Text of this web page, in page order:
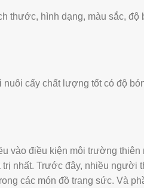
thước, hình dạng, màu sắc,
cấy chất lượng tốt có độ
vào điều kiện môi trường
nhất. Trước đây, nhiều người
các món đồ trang sức. Và